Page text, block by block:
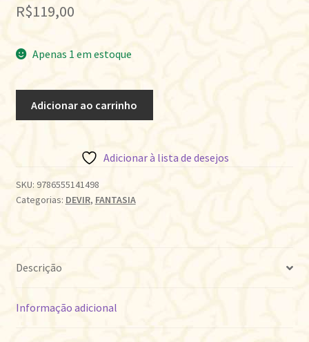
R$119,00
Apenas 1 em estoque
quantidade
Adicionar ao carrinho
Adicionar à lista de desejos
SKU: 9786555141498
Categorias: DEVIR, FANTASIA
Descrição
Informação adicional